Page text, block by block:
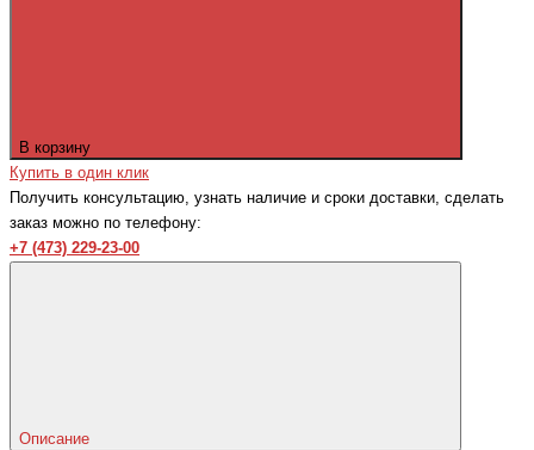
В корзину
Купить в один клик
Получить консультацию, узнать наличие и сроки доставки, сделать
заказ можно по телефону:
+7 (473) 229-23-00
Описание